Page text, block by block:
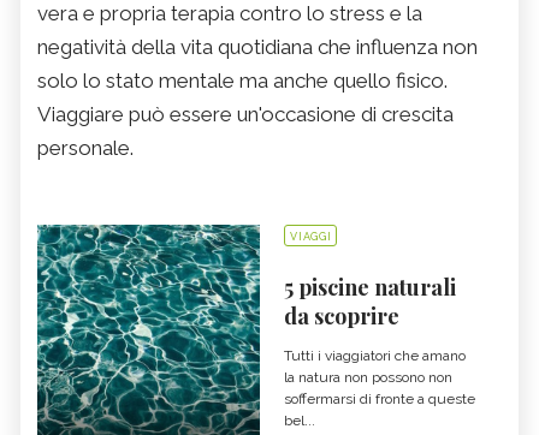
vera e propria terapia contro lo stress e la
negatività della vita quotidiana che influenza non
solo lo stato mentale ma anche quello fisico.
Viaggiare può essere un'occasione di crescita
personale.
VIAGGI
5 piscine naturali
da scoprire
Tutti i viaggiatori che amano
la natura non possono non
soffermarsi di fronte a queste
bel...